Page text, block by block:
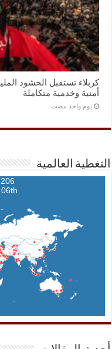
كربلاء تستقبل الحشود
أمنية وخدمية متكاملة
‏يوم واحد مضت
التغطية العالمية